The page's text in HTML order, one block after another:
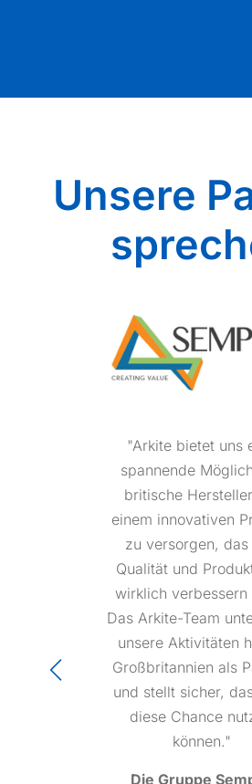
Unsere
"Arkite ist
hervorragende
Fachleuten, die in
Situation mit
Sinn für
reagieren. Die
fühlen sich gut
weil sie wissen,
jemand von
Probleme
verhindern oder